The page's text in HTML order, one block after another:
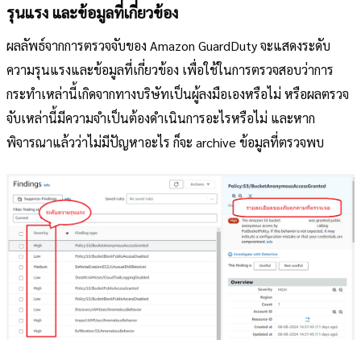
รุนแรง และข้อมูลที่เกี่ยวข้อง
ผลลัพธ์จากการตรวจจับของ Amazon GuardDuty จะแสดงระดับ
ความรุนแรงและข้อมูลที่เกี่ยวข้อง เพื่อใช้ในการตรวจสอบว่าการ
กระทำเหล่านี้เกิดจากทางบริษัทเป็นผู้ลงมือเองหรือไม่ หรือผลตรวจ
จับเหล่านี้มีความจำเป็นต้องดำเนินการอะไรหรือไม่ และหาก
พิจารณาแล้วว่าไม่มีปัญหาอะไร ก็จะ archive ข้อมูลที่ตรวจพบ